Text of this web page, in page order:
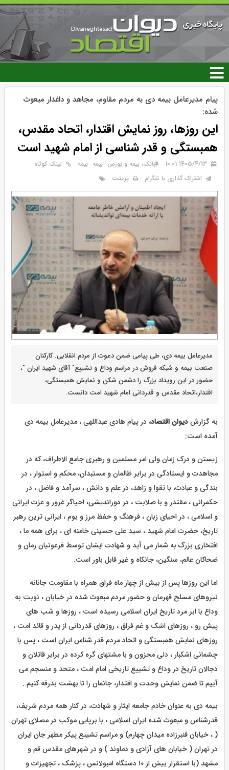
رفتن
محتوای
اصلی
پیام مدیرعامل بیمه دی به مردم مقاوم، مجاهد و داغدار مبعوث
شده:
این روزها، روز نمایش اقتدار، اتحاد مقدس،
همبستگی و قدر شناسی از امام شهید است
۱۴۰۵/۴/۱۳ 10:01 بانک، بیمه و بورس بيمه بیمه
لینک کوتاه
اشتراک گذاری با تلگرام
پرینت
مدیرعامل بیمه دی، طی پیامی ضمن دعوت از مردم انقلابی. کارکنان
صنعت بیمه و شبکه فروش در مراسم وداع و تشییع" آقای شهید ایران "،
حضور در این رویداد بزرگ را دشمن شکن و نمایش همبستگی،
اقتدار،اتحاد مقدس و قدردانی امام شهید امت دانست.
به گزارشدیوان اقتصاد، در پیام هادی عبداللهی ، مدیرعامل بیمه دی
آمده است:
زیستن و درک زمان ولی امر مسلمین و رهبری جامع الاطراف، که در
مجاهدت و ایستادگی در برابر ظالمان و مستبدان، محکم و استوار ، در
بندگی و عبادت، با تقوا و زاهد، در علم و دانش ، سرآمد و فاضل ، در
حکمرانی ، مقتدر و با صلابت ، در دوراندیشی، احیاگر غرور و عزت ایرانی
و اسلامی ، در احیای زبان ، فرهنگ و حفظ مرز و بوم ، ایرانی ترین رهبر
تاریخ، حضرت امام شهید ، سید علی حسینی خامنه ای ، برای همه ما ،
افتخاری بزرگ به شمار می آید و شهادت ایشان توسط فرعونیان زمان و
ضحاکان عالم، سنگین، جانکاه و غیر قابل باور است.
اما این روزها پس از بیش از چهار ماه فراق همراه با مقاومت جانانه
نیروهای مسلح قهرمان و حضور مردم مبعوث شده در خیابان ، نوبت به
وداع با ابر مرد تاریخ ایران اسلامی رسیده است ، روزها و شب های
پیش رو ، روزهای اشک و غم فراق ، روزهای قدردانی از پدر و قائد امت ،
روزهای نمایش همبستگی و اتحاد مردم قدر شناس ایران است ، پس با
چشمانی اشکبار ، دلی محزون و با مشتهای گره کرده در برابر قاتلان و
دجالان تاریخ در وداع و تشییع تاریخی امام امت ، متحد و منسجم می
آییم تا ضمن نمایش وحدت و اقتدار، جانمان را تا بهشت بدرقه کنیم .
بیمه دی به عنوان خادم جامعه ایثار و شهادت، در کنار همه مردم شریف،
قدرشناس و مبعوث شده ایران اسلامی ، با برپایی موکب در مصلای تهران
( ، خیابان قنبرزاده میدان چهارم) و مراسم تشییع پیکر مطهر جان ایران
در تهران ( خیابان های آزادی و دماوند ) و در شهرهای مقدس قم و
مشهد (با استقرار بیش از ۱۰ دستگاه امبولانس ، پزشک ، تجهیزات و